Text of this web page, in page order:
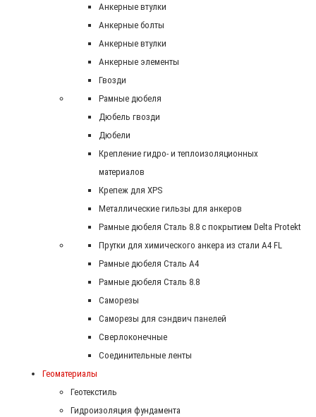
Анкерные втулки
Анкерные болты
Анкерные втулки
Анкерные элементы
Гвозди
Рамные дюбеля
Дюбель гвозди
Дюбели
Крепление гидро- и теплоизоляционных
материалов
Крепеж для XPS
Металлические гильзы для анкеров
Рамные дюбеля Сталь 8.8 с покрытием Delta Protekt
Прутки для химического анкера из стали А4 FL
Рамные дюбеля Сталь A4
Рамные дюбеля Сталь 8.8
Саморезы
Саморезы для сэндвич панелей
Сверлоконечные
Соединительные ленты
Геоматериалы
Геотекстиль
Гидроизоляция фундамента